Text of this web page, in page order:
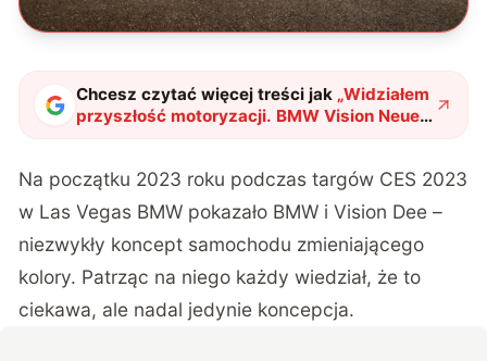
Chcesz czytać więcej treści jak „Widziałem
przyszłość motoryzacji. BMW Vision Neue
Klasse to zwiastun nowej ery"?
Na początku 2023 roku podczas targów CES 2023
w Las Vegas BMW pokazało BMW i Vision Dee –
niezwykły koncept samochodu zmieniającego
kolory. Patrząc na niego każdy wiedział, że to
ciekawa, ale nadal jedynie koncepcja.